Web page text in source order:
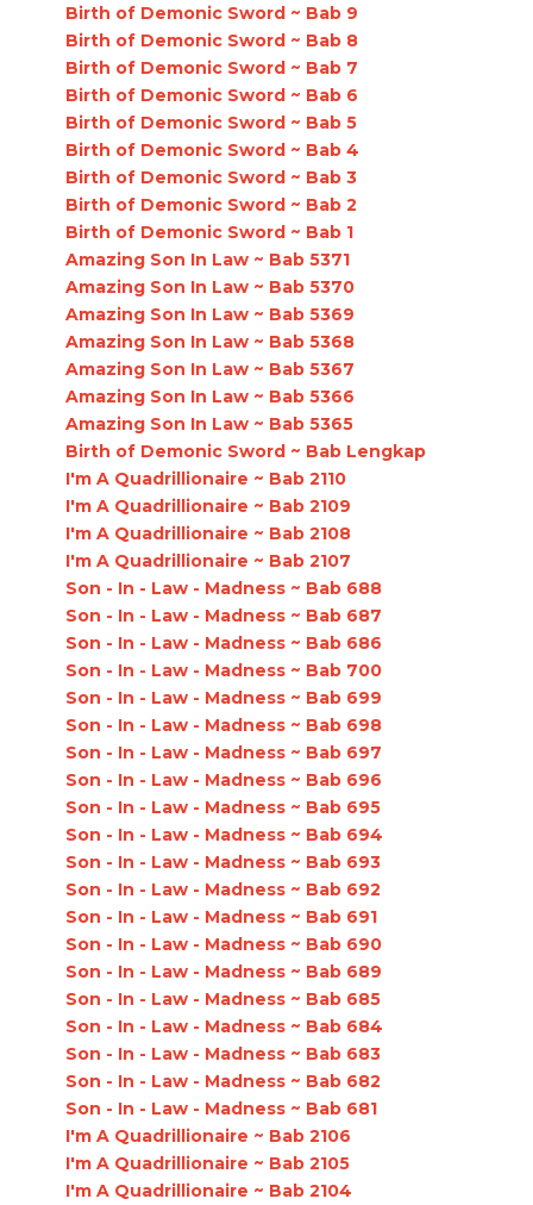
Birth of Demonic Sword ~ Bab 9
Birth of Demonic Sword ~ Bab 8
Birth of Demonic Sword ~ Bab 7
Birth of Demonic Sword ~ Bab 6
Birth of Demonic Sword ~ Bab 5
Birth of Demonic Sword ~ Bab 4
Birth of Demonic Sword ~ Bab 3
Birth of Demonic Sword ~ Bab 2
Birth of Demonic Sword ~ Bab 1
Amazing Son In Law ~ Bab 5371
Amazing Son In Law ~ Bab 5370
Amazing Son In Law ~ Bab 5369
Amazing Son In Law ~ Bab 5368
Amazing Son In Law ~ Bab 5367
Amazing Son In Law ~ Bab 5366
Amazing Son In Law ~ Bab 5365
Birth of Demonic Sword ~ Bab Lengkap
I'm A Quadrillionaire ~ Bab 2110
I'm A Quadrillionaire ~ Bab 2109
I'm A Quadrillionaire ~ Bab 2108
I'm A Quadrillionaire ~ Bab 2107
Son - In - Law - Madness ~ Bab 688
Son - In - Law - Madness ~ Bab 687
Son - In - Law - Madness ~ Bab 686
Son - In - Law - Madness ~ Bab 700
Son - In - Law - Madness ~ Bab 699
Son - In - Law - Madness ~ Bab 698
Son - In - Law - Madness ~ Bab 697
Son - In - Law - Madness ~ Bab 696
Son - In - Law - Madness ~ Bab 695
Son - In - Law - Madness ~ Bab 694
Son - In - Law - Madness ~ Bab 693
Son - In - Law - Madness ~ Bab 692
Son - In - Law - Madness ~ Bab 691
Son - In - Law - Madness ~ Bab 690
Son - In - Law - Madness ~ Bab 689
Son - In - Law - Madness ~ Bab 685
Son - In - Law - Madness ~ Bab 684
Son - In - Law - Madness ~ Bab 683
Son - In - Law - Madness ~ Bab 682
Son - In - Law - Madness ~ Bab 681
I'm A Quadrillionaire ~ Bab 2106
I'm A Quadrillionaire ~ Bab 2105
I'm A Quadrillionaire ~ Bab 2104